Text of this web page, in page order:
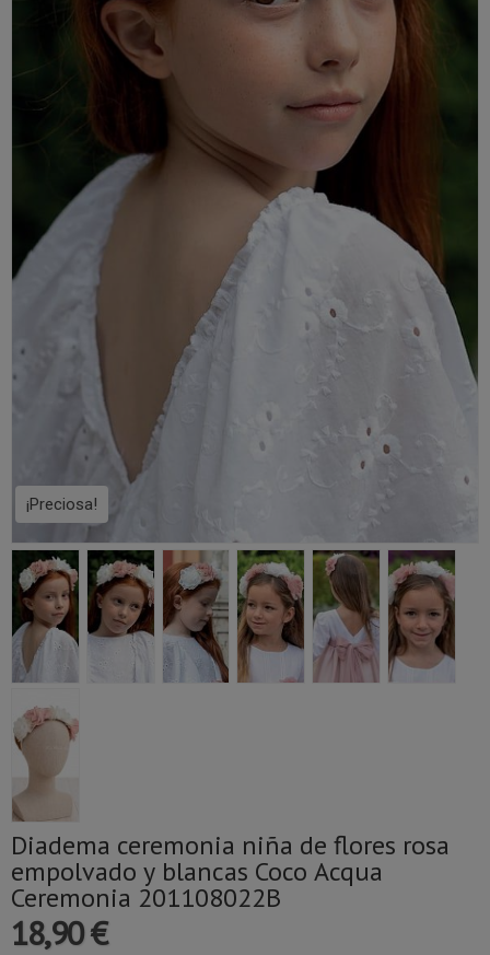
¡Preciosa!
Diadema ceremonia niña de flores rosa
empolvado y blancas Coco Acqua
Ceremonia 201108022B
18,90 €